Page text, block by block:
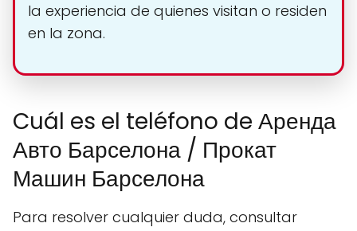
la experiencia de quienes visitan o residen
en la zona.
Cuál es el teléfono de Аренда
Авто Барселона / Прокат
Машин Барселона
Para resolver cualquier duda, consultar